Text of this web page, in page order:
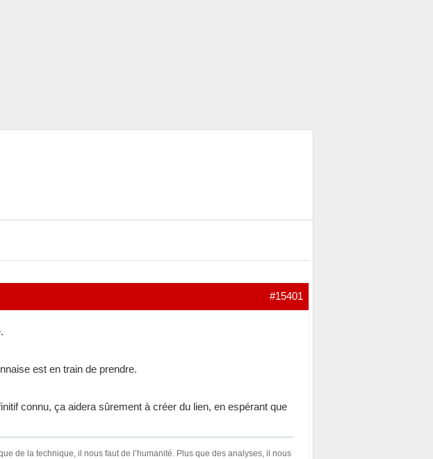
#15401
est en train de prendre.
connu, ça aidera sûrement à créer du lien, en espérant que
de la technique, il nous faut de l’humanité. Plus que des analyses, il nous